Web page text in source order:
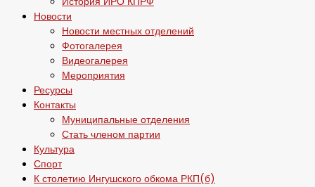
Новости
Новости местных отделений
Фотогалерея
Видеогалерея
Мероприятия
Ресурсы
Контакты
Муниципальные отделения
Стать членом партии
Культура
Спорт
К столетию Ингушского обкома РКП(б)